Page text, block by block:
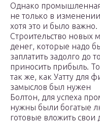
Однако
не только в
хотя это и было важно.
Строительство новых
денег, которые надо
заплатить задолго до
приносить прибыль.
так же, как Уатту для
замыслов был нужен
Болтон, для успеха
нужны были богатые
готовые вложить свои